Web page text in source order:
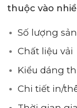
thuộc vào
Số lượng
Chất liệu vải
Kiểu dáng
Chi tiết in/